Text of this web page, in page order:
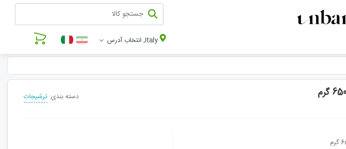
Italy, انتخاب آدرس
دسته بندی: ترشیجات